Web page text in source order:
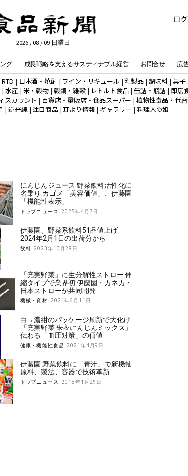
2026 / 08 / 09 日曜日
ロ
グ 成長戦略を支えるサスティナブル経営 お問合せ 広
| 日本酒・焼酎 | ワイン・リキュール | 乳製品 | 調味料 | 菓子 |
| 水産 | 米・穀物 | 穀類・雑穀 | レトルト食品 | 缶詰・瓶詰 | 即席
スカウント | 百貨店・量販店・食品スーパー | 植物性食品・代
| 逆光線 | 注目商品 | 耳より情報 | ギャラリー | 料理人の娘
にんじんジュース 野菜飲料活性化に
名乗り カゴメ「美容価値」、伊藤園
「機能性表示」
トップニュース 2025年4月7日
伊藤園、野菜系飲料51品値上げ
2024年2月1日の出荷分から
飲料 2023年10月28日
「充実野菜」に生分解性ストロー 伸
縮タイプで業界初 伊藤園・カネカ・
日本ストローが共同開発
機械・資材 2021年6月11日
白→濃紺のパッケージ刷新で大化け
「充実野菜 朱衣にんじんミックス」
伝わる「血圧対策」の価値
健康・機能性食品 2021年4月9日
伊藤園 野菜飲料に「青汁」で新機軸
原料、製法、容器で技術革新
トップニュース 2018年1月29日